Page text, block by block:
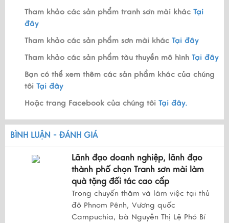
Tham khảo các sản phẩm tranh sơn mài khác Tại
đây
Tham khảo các sản phẩm sơn mài khác Tại đây
Tham khảo các sản phẩm tàu thuyền mô hình Tại đây
Bạn có thể xem thêm các sản phẩm khác của chúng
tôi Tại đây
Hoặc trang Facebook của chúng tôi Tại đây.
BÌNH LUẬN - ĐÁNH GIÁ
Lãnh đạo doanh nghiệp, lãnh đạo
thành phố chọn Tranh sơn mài làm
quà tặng đối tác cao cấp
Trong chuyến thăm và làm việc tại thủ
đô Phnom Pênh, Vương quốc
Campuchia, bà Nguyễn Thị Lệ Phó Bí